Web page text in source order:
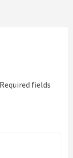
Required fields